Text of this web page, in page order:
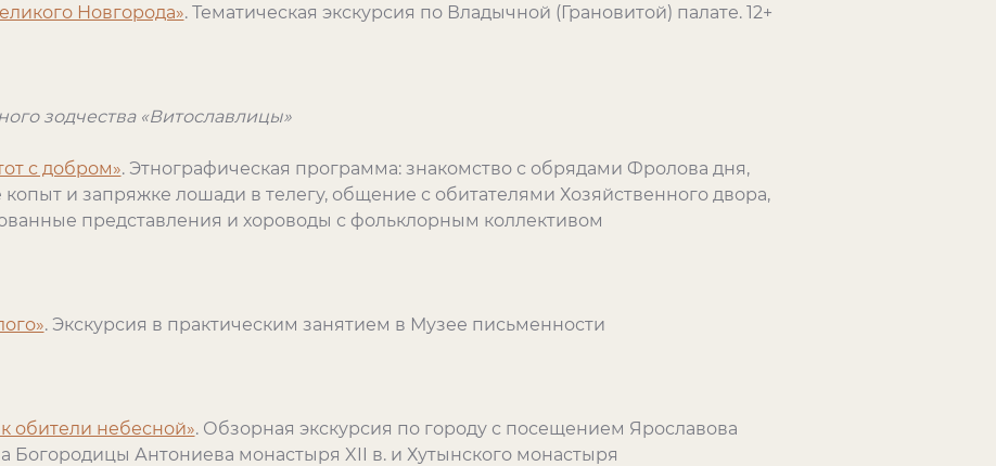
Новгорода». Тематическая экскурсия по Владычной (Грановитой) палате. 12+
зодчества «Витославлицы»
с добром». Этнографическая программа: знакомство с обрядами Фролова дня,
копыт и запряжке лошади в телегу, общение с обитателями Хозяйственного двора,
представления и хороводы с фольклорным коллективом
. Экскурсия в практическим занятием в Музее письменности
обители небесной». Обзорная экскурсия по городу с посещением Ярославова
Богородицы Антониева монастыря XII в. и Хутынского монастыря